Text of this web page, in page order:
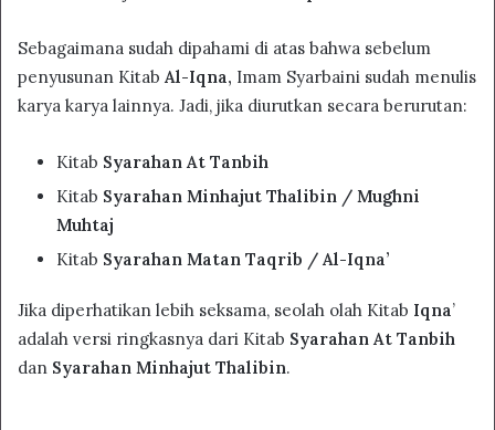
Sebagaimana sudah dipahami di atas bahwa sebelum
penyusunan Kitab Al-Iqna, Imam Syarbaini sudah menulis
karya karya lainnya. Jadi, jika diurutkan secara berurutan:
Kitab Syarahan At Tanbih
Kitab Syarahan Minhajut Thalibin / Mughni
Muhtaj
Kitab Syarahan Matan Taqrib / Al-Iqna’
Jika diperhatikan lebih seksama, seolah olah Kitab Iqna’
adalah versi ringkasnya dari Kitab Syarahan At Tanbih
dan Syarahan Minhajut Thalibin.